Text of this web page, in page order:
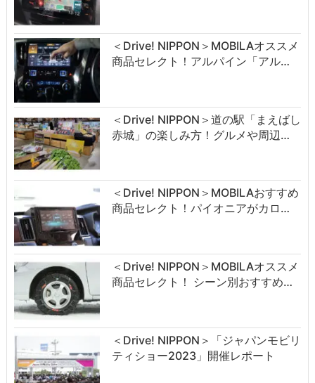
＜Drive! NIPPON＞MOBILAオススメ
商品セレクト！アルパイン「アル…
＜Drive! NIPPON＞道の駅「まえばし
赤城」の楽しみ方！グルメや周辺…
＜Drive! NIPPON＞MOBILAおすすめ
商品セレクト！パイオニアがカロ…
＜Drive! NIPPON＞MOBILAオススメ
商品セレクト！ シーン別おすすめ…
＜Drive! NIPPON＞「ジャパンモビリ
ティショー2023」開催レポート